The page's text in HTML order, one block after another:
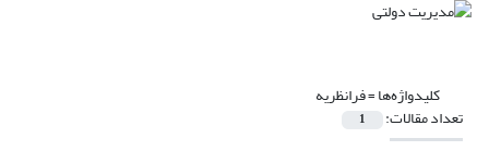
کلیدواژه‌ها =فرانظریه
تعداد مقالات: 1